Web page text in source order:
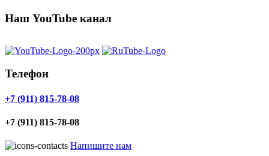
Наш YouTube канал
Телефон
+7 (911) 815-78-08
+7 (911) 815-78-08
Напишите нам